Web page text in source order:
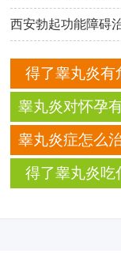
西安勃起功能障碍
得了睾丸炎有
睾丸炎对怀孕
睾丸炎症怎么
得了睾丸炎吃